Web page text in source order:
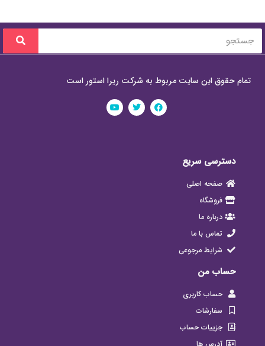
تمام حقوق این سایت مربوط به شرکت ریرا استور است
دسترسی سریع
صفحه اصلی
فروشگاه
درباره ما
تماس با ما
شرایط مرجوعی
حساب من
حساب کاربری
سفارشات
جزییات حساب
آدرس ها